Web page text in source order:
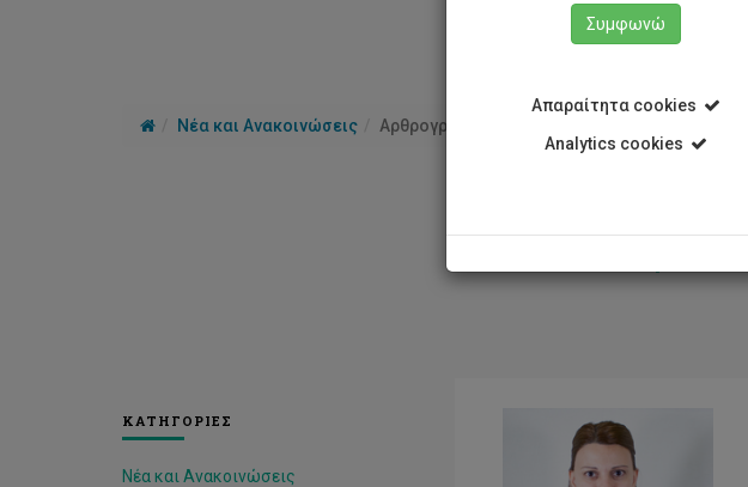
Νέα και Ανακοινώσεις Αρθρογραφία
ΚΑΤΗΓΟΡΙΕΣ
Νέα και Ανακοινώσεις
Αρθρογραφία
Συμφωνώ
Απαραίτητα cookies
Analytics cookies